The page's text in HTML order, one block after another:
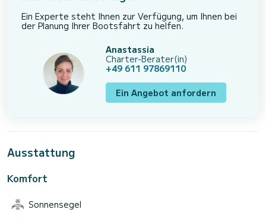
Ein Experte steht Ihnen zur Verfügung, um Ihnen bei
der Planung Ihrer Bootsfahrt zu helfen.
Anastassia
Charter-Berater(in)
+49 611 97869110
Ein Angebot anfordern
Ausstattung
Komfort
Sonnensegel